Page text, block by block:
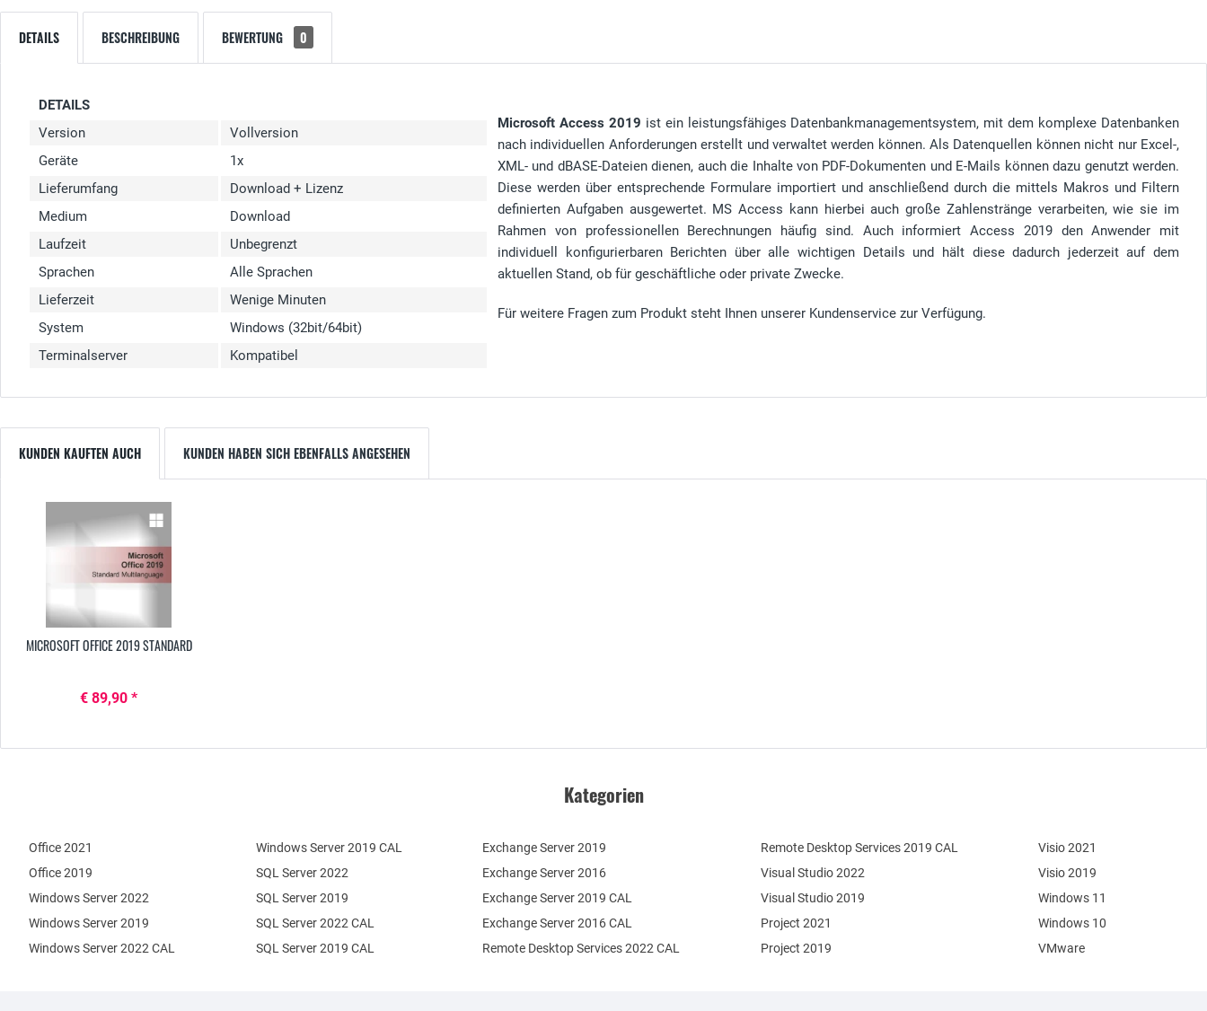
DETAILS BESCHREIBUNG BEWERTUNG 0
DETAILS
Version
Vollversion
Geräte
1x
Lieferumfang
Download + Lizenz
Medium
Download
Laufzeit
Unbegrenzt
Sprachen
Alle Sprachen
Lieferzeit
Wenige Minuten
System
Windows (32bit/64bit)
Terminalserver
Kompatibel
Microsoft Access 2019 ist ein leistungsfähiges Datenbankmanagementsystem, mit dem komplexe Datenbanken
nach individuellen Anforderungen erstellt und verwaltet werden können. Als Datenquellen können nicht nur Excel-,
XML- und dBASE-Dateien dienen, auch die Inhalte von PDF-Dokumenten und E-Mails können dazu genutzt werden.
Diese werden über entsprechende Formulare importiert und anschließend durch die mittels Makros und Filtern
definierten Aufgaben ausgewertet. MS Access kann hierbei auch große Zahlenstränge verarbeiten, wie sie im
Rahmen von professionellen Berechnungen häufig sind. Auch informiert Access 2019 den Anwender mit
individuell konfigurierbaren Berichten über alle wichtigen Details und hält diese dadurch jederzeit auf dem
aktuellen Stand, ob für geschäftliche oder private Zwecke.
Für weitere Fragen zum Produkt steht Ihnen unserer Kundenservice zur Verfügung.
KUNDEN KAUFTEN AUCH KUNDEN HABEN SICH EBENFALLS ANGESEHEN
MICROSOFT OFFICE 2019 STANDARD
€ 89,90 *
Kategorien
Office 2021
Office 2019
Windows Server 2022
Windows Server 2019
Exchange Server 2019
Exchange Server 2016
SQL Server 2022
SQL Server 2019
Windows Server 2022 CAL
Windows Server 2019 CAL
SQL Server 2022 CAL
SQL Server 2019 CAL
Remote Desktop Services 2022 CAL
Remote Desktop Services 2019 CAL
Exchange Server 2019 CAL
Exchange Server 2016 CAL
Visual Studio 2022
Visual Studio 2019
Project 2021
Project 2019
Visio 2021
Visio 2019
Windows 11
Windows 10
VMware